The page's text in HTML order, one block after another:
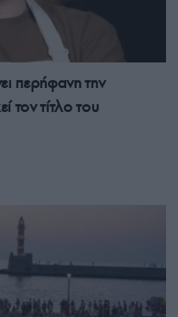
περήφανη την
τον τίτλο του